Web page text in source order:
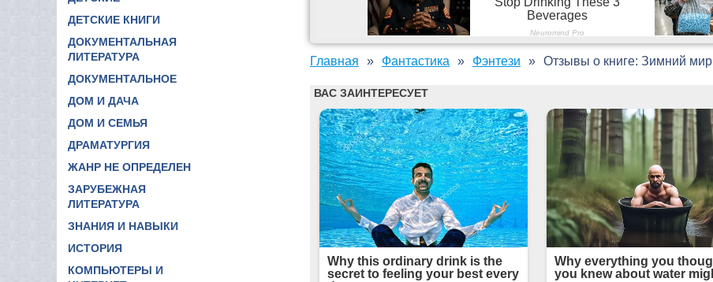
ДЕТСКИЕ КНИГИ
ДОКУМЕНТАЛЬНАЯ
ЛИТЕРАТУРА
ДОКУМЕНТАЛЬНОЕ
ДОМ И ДАЧА
ДОМ И СЕМЬЯ
ДРАМАТУРГИЯ
ЖАНР НЕ ОПРЕДЕЛЕН
ЗАРУБЕЖНАЯ
ЛИТЕРАТУРА
ЗНАНИЯ И НАВЫКИ
ИСТОРИЯ
КОМПЬЮТЕРЫ И
Главная Фантастика Фэнтези Отзывы о книге: Зимний мир